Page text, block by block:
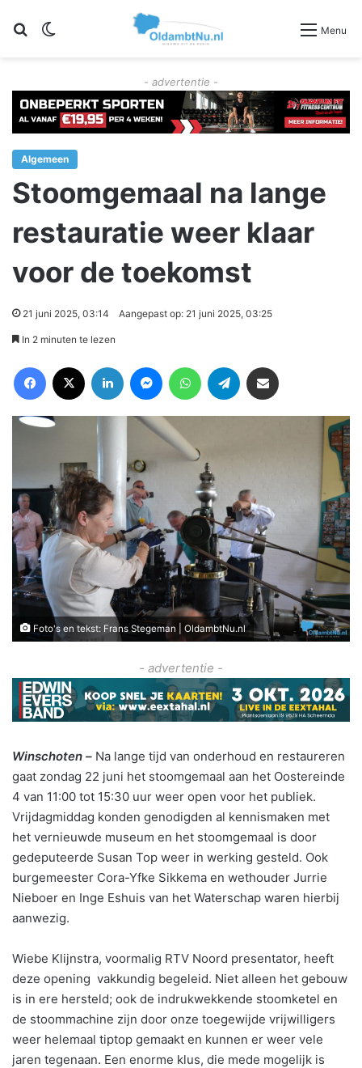
Zoeken Menu
- advertentie -
Algemeen
Stoomgemaal na lange
restauratie weer klaar
voor de toekomst
21 juni 2025, 03:14 Aangepast op: 21 juni 2025, 03:25
In 2 minuten te lezen
Foto's en tekst: Frans Stegeman | OldambtNu.nl
- advertentie -
Winschoten – Na lange tijd van onderhoud en restaureren
gaat zondag 22 juni het stoomgemaal aan het Oostereinde
4 van 11:00 tot 15:30 uur weer open voor het publiek.
Vrijdagmiddag konden genodigden al kennismaken met
het vernieuwde museum en het stoomgemaal is door
gedeputeerde Susan Top weer in werking gesteld. Ook
burgemeester Cora-Yfke Sikkema en wethouder Jurrie
Nieboer en Inge Eshuis van het Waterschap waren hierbij
aanwezig.
Wiebe Klijnstra, voormalig RTV Noord presentator, heeft
deze opening vakkundig begeleid. Niet alleen het gebouw
is in ere hersteld; ook de indrukwekkende stoomketel en
de stoommachine zijn door onze toegewijde vrijwilligers
weer helemaal tiptop gemaakt en kunnen er weer vele
jaren tegenaan. Een enorme klus, die mede mogelijk is